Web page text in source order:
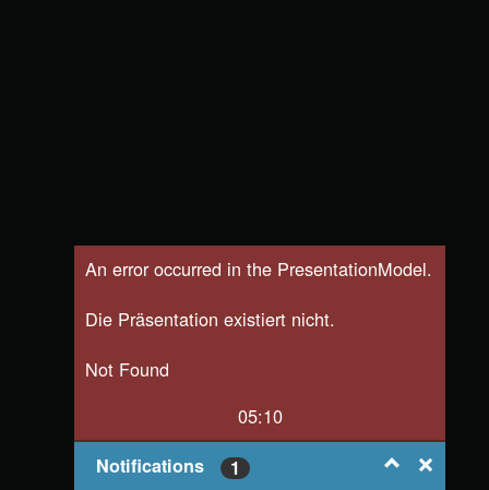
An error occurred in the PresentationModel.
Die Präsentation existiert nicht.
Not Found
05:10
Notifications 1